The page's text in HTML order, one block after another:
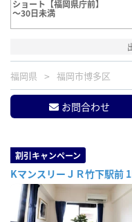
ショート【福岡県庁前】
～30日未満
福岡県 福岡市博多区
お問合わせ
割引キャンペーン
KマンスリーＪＲ竹下駅前